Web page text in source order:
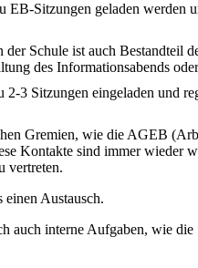
Sitzungen geladen werden
Schule ist auch
des Informationsabends
2-3 Sitzungen eingeladen und
Gremien, wie die AGEB
Kontakte sind immer wieder
vertreten.
einen Austausch.
auch interne Aufgaben, wie